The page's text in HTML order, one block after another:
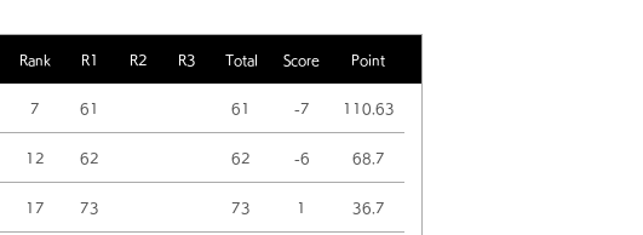
Rank R1 R2 R3 Total Score Point
7 61 61 -7 110.63
12 62 62 -6 68.7
17 73 73 1 36.7